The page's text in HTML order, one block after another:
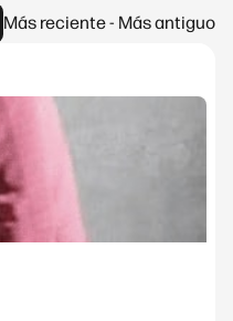
Más reciente - Más antiguo